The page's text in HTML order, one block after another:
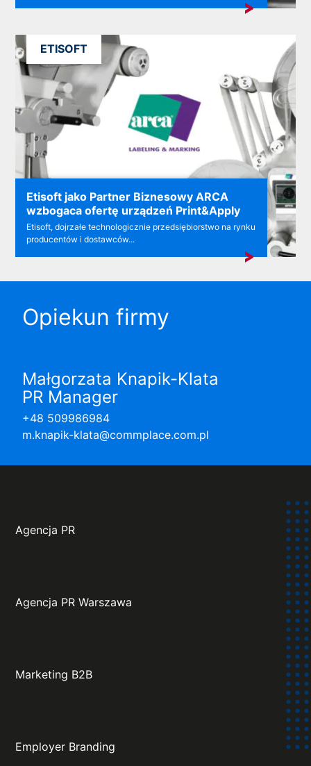
Etisoft jako Partner Biznesowy ARCA
wzbogaca ofertę urządzeń Print&Apply
Etisoft, dojrzałe technologicznie przedsiębiorstwo na rynku
producentów i dostawców...
ETISOFT
Opiekun firmy
Małgorzata Knapik-Klata
PR Manager
+48 509986984
m.knapik-klata@commplace.com.pl
Agencja PR
Agencja PR Warszawa
Marketing B2B
Employer Branding